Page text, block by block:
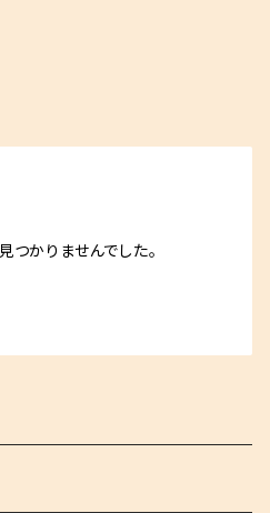
かりませんでした。